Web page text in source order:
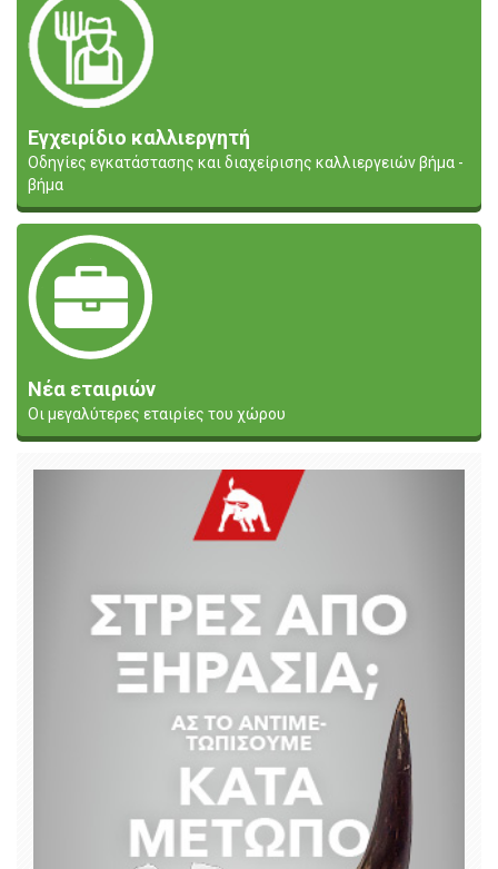
Εγχειρίδιο καλλιεργητή
Οδηγίες εγκατάστασης και διαχείρισης καλλιεργειών βήμα -
βήμα
Νέα εταιριών
Οι μεγαλύτερες εταιρίες του χώρου